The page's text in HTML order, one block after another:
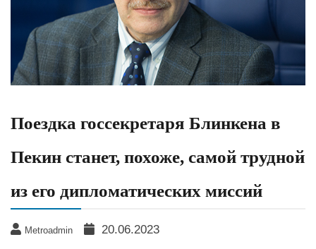
Поездка госсекретаря Блинкена в
Пекин станет, похоже, самой трудной
из его дипломатических миссий
Metroadmin 20.06.2023